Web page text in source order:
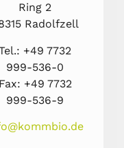
Ring 2
Radolfzell
+49 7732
999-536-0
Fax: +49 7732
999-536-9